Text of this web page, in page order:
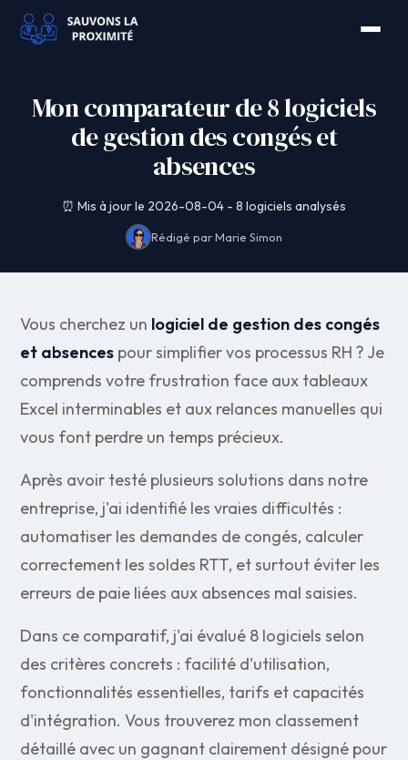
Mon comparateur de 8 logiciels
de gestion des congés et
absences
⏰ Mis à jour le 2026-08-04 - 8 logiciels analysés
Rédigé par Marie Simon
Vous cherchez un logiciel de gestion des congés
et absences pour simplifier vos processus RH ? Je
comprends votre frustration face aux tableaux
Excel interminables et aux relances manuelles qui
vous font perdre un temps précieux.
Après avoir testé plusieurs solutions dans notre
entreprise, j'ai identifié les vraies difficultés :
automatiser les demandes de congés, calculer
correctement les soldes RTT, et surtout éviter les
erreurs de paie liées aux absences mal saisies.
Dans ce comparatif, j'ai évalué 8 logiciels selon
des critères concrets : facilité d'utilisation,
fonctionnalités essentielles, tarifs et capacités
d'intégration. Vous trouverez mon classement
détaillé avec un gagnant clairement désigné pour